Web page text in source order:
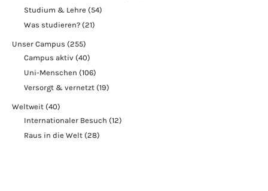
Studium & Lehre (54)
Was studieren? (21)
Unser Campus (255)
Campus aktiv (40)
Uni-Menschen (106)
Versorgt & vernetzt (19)
Weltweit (40)
Internationaler Besuch (12)
Raus in die Welt (28)